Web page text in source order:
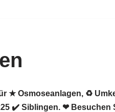
★ Osmoseanlagen, ♻
✔️ Siblingen. ❤ Besuchen